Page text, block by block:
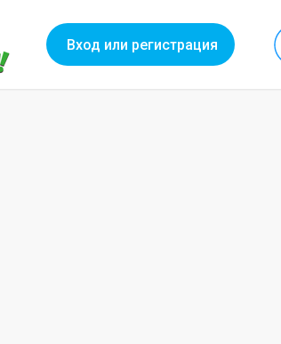
Вход или регистрация